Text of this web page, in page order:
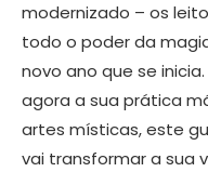
modernizado – os
todo o poder da
novo ano que se
agora a sua prática
artes místicas, este
vai transformar a sua